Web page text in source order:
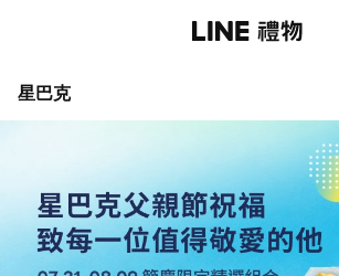
星巴克